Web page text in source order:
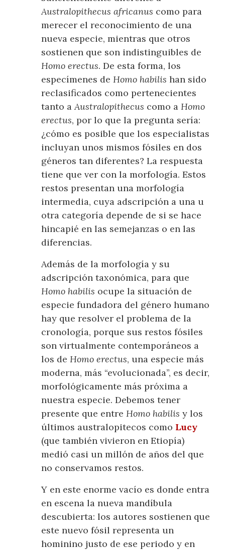
Australopithecus africanus como para
merecer el reconocimiento de una
nueva especie, mientras que otros
sostienen que son indistinguibles de
Homo erectus. De esta forma, los
especímenes deHomo habilis han sido
reclasificados como pertenecientes
tanto aAustralopithecus como aHomo
erectus, por lo que la pregunta sería:
¿cómo es posible que los especialistas
incluyan unos mismos fósiles en dos
géneros tan diferentes? La respuesta
tiene que ver con la morfología. Estos
restos presentan una morfología
intermedia, cuya adscripción a una u
otra categoría depende de si se hace
hincapié en las semejanzas o en las
diferencias.
Además de la morfología y su
adscripción taxonómica, para que
Homo habilis ocupe la situación de
especie fundadora del género humano
hay que resolver el problema de la
cronología, porque sus restos fósiles
son virtualmente contemporáneos a
los deHomo erectus, una especie más
moderna, más “evolucionada”, es decir,
morfológicamente más próxima a
nuestra especie. Debemos tener
presente que entreHomo habilis y los
últimos australopitecos como Lucy
(que también vivieron en Etiopía)
medió casi un millón de años del que
no conservamos restos.
Y en este enorme vacío es donde entra
en escena la nueva mandíbula
descubierta: los autores sostienen que
este nuevo fósil representa un
hominino justo de ese periodo y en